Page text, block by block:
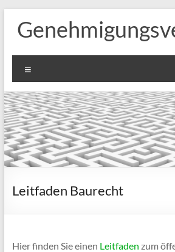
Inhalt
springen
Leitfaden Baurecht
Hier fin­den Sie einen Leit­fa­den zum